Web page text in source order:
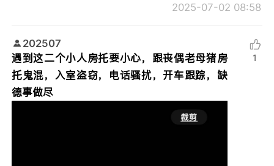
2025-07-02 08:58
202507
遇到这二个小人房托要小心，跟丧偶老母猪房
托鬼混，入室盗窃，电话骚扰，开车跟踪，缺
德事做尽
1